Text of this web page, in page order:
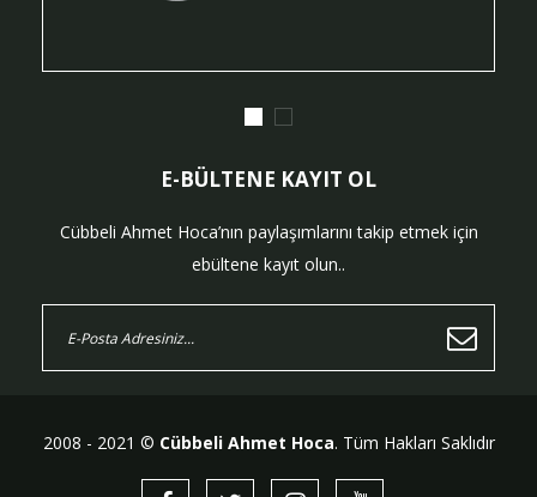
E-BÜLTENE KAYIT OL
Cübbeli Ahmet Hoca’nın paylaşımlarını takip etmek için
ebültene kayıt olun..
2008 - 2021 © Cübbeli Ahmet Hoca. Tüm Hakları Saklıdır